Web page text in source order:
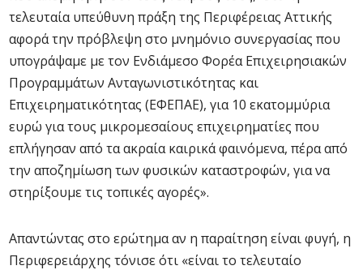
τελευταία υπεύθυνη πράξη της Περιφέρειας Αττικής
αφορά την πρόβλεψη στο μνημόνιο συνεργασίας που
υπογράψαμε με τον Ενδιάμεσο Φορέα Επιχειρησιακών
Προγραμμάτων Ανταγωνιστικότητας και
Επιχειρηματικότητας (ΕΦΕΠΑΕ), για 10 εκατομμύρια
ευρώ για τους μικρομεσαίους επιχειρηματίες που
επλήγησαν από τα ακραία καιρικά φαινόμενα, πέρα από
την αποζημίωση των φυσικών καταστροφών, για να
στηρίξουμε τις τοπικές αγορές».
Απαντώντας στο ερώτημα αν η παραίτηση είναι φυγή, η
Περιφερειάρχης τόνισε ότι «είναι το τελευταίο